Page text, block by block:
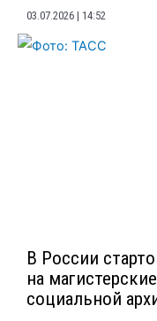
03.07.2026 14:52
В России
на
социальной